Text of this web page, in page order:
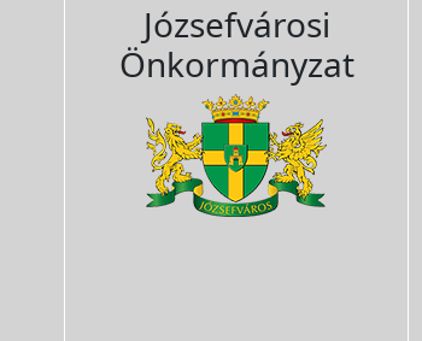
Józsefvárosi
Önkormányzat